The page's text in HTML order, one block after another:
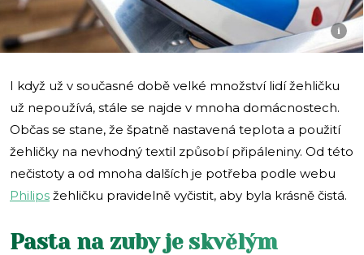
i
I když už v současné době velké množství lidí žehličku
už nepoužívá, stále se najde v mnoha domácnostech.
Občas se stane, že špatně nastavená teplota a použití
žehličky na nevhodný textil způsobí připáleniny. Od této
nečistoty a od mnoha dalších je potřeba podle webu
Philips žehličku pravidelně vyčistit, aby byla krásně čistá.
Pasta na zuby je skvělým